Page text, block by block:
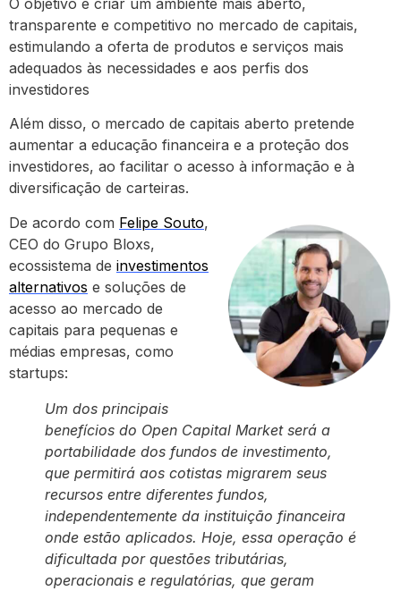
O objetivo é criar um ambiente mais aberto,
transparente e competitivo no mercado de capitais,
estimulando a oferta de produtos e serviços mais
adequados às necessidades e aos perfis dos
investidores
Além disso, o mercado de capitais aberto pretende
aumentar a educação financeira e a proteção dos
investidores, ao facilitar o acesso à informação e à
diversificação de carteiras.
De acordo com Felipe Souto,
CEO do Grupo Bloxs,
ecossistema de investimentos
alternativos e soluções de
acesso ao mercado de
capitais para pequenas e
médias empresas, como
startups:
Um dos principais
benefícios do Open Capital Market será a
portabilidade dos fundos de investimento,
que permitirá aos cotistas migrarem seus
recursos entre diferentes fundos,
independentemente da instituição financeira
onde estão aplicados. Hoje, essa operação é
dificultada por questões tributárias,
operacionais e regulatórias, que geram